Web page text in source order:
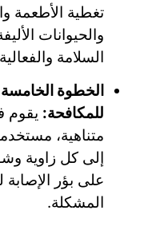
تغطية الأطعمة
والحيوانات
السلامة
الخطوة الخامسة:
للمكافحة: يقوم
متناهية،
إلى كل زاوية
على بؤر
المشكلة.